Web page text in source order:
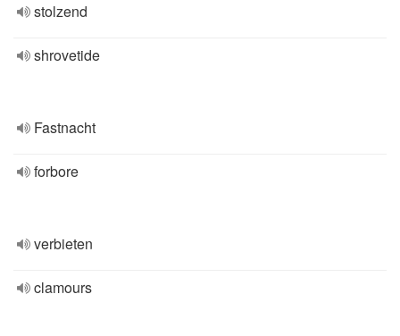
stolzend
shrovetide
Fastnacht
forbore
verbieten
clamours